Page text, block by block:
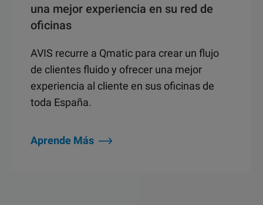
una mejor experiencia en su red de
oficinas
AVIS recurre a Qmatic para crear un flujo
de clientes fluido y ofrecer una mejor
experiencia al cliente en sus oficinas de
toda España.
Aprende Más